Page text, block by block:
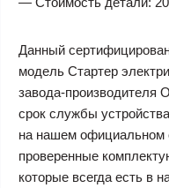
Данный
модель Стартер
завода-производителя
срок службы
на нашем официальном
проверенные
которые всегда есть в